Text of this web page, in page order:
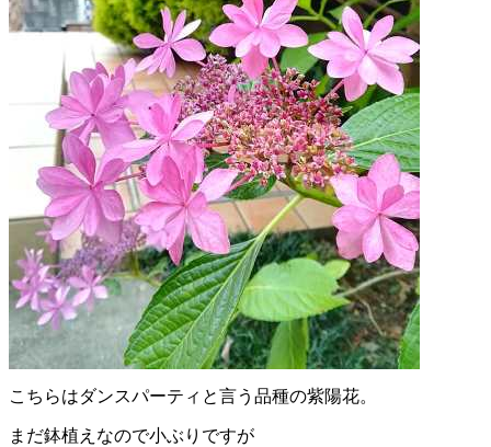
こちらはダンスパーティと言う品種の紫陽花。
まだ鉢植えなので小ぶりですが